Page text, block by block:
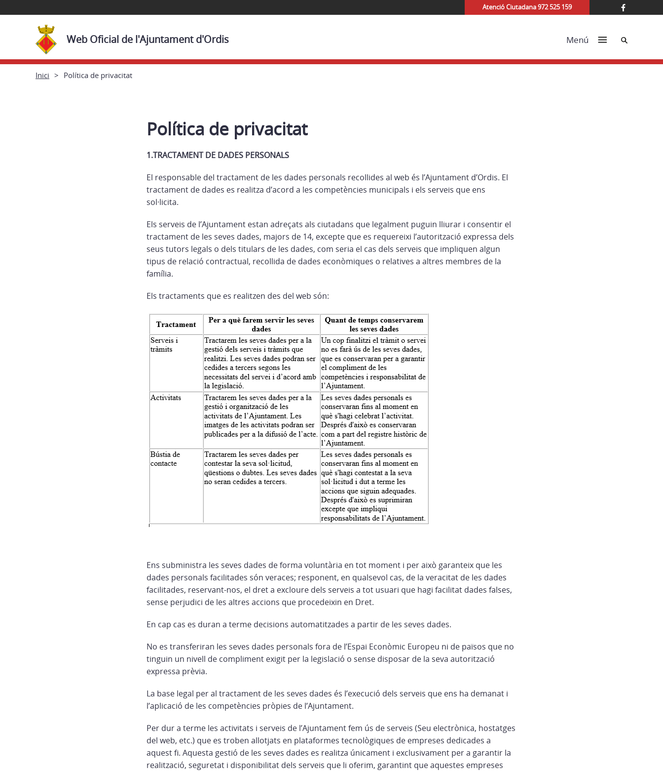
Atenció Ciutadana 972 525 159
Web Oficial de l'Ajuntament d'Ordis Menú Cerca
Inici Política de privacitat
Política de privacitat
1.TRACTAMENT DE DADES PERSONALS
El responsable del tractament de les dades personals recollides al web és l’Ajuntament d’Ordis. El
tractament de dades es realitza d’acord a les competències municipals i els serveis que ens
sol·licita.
Els serveis de l’Ajuntament estan adreçats als ciutadans que legalment puguin lliurar i consentir el
tractament de les seves dades, majors de 14, excepte que es requereixi l’autorització expressa dels
seus tutors legals o dels titulars de les dades, com seria el cas dels serveis que impliquen algun
tipus de relació contractual, recollida de dades econòmiques o relatives a altres membres de la
família.
Els tractaments que es realitzen des del web són:
Ens subministra les seves dades de forma voluntària en tot moment i per això garanteix que les
dades personals facilitades són veraces; responent, en qualsevol cas, de la veracitat de les dades
facilitades, reservant-nos, el dret a excloure dels serveis a tot usuari que hagi facilitat dades falses,
sense perjudici de les altres accions que procedeixin en Dret.
En cap cas es duran a terme decisions automatitzades a partir de les seves dades.
No es transferiran les seves dades personals fora de l’Espai Econòmic Europeu ni de països que no
tinguin un nivell de compliment exigit per la legislació o sense disposar de la seva autorització
expressa prèvia.
La base legal per al tractament de les seves dades és l’execució dels serveis que ens ha demanat i
l’aplicació de les competències pròpies de l’Ajuntament.
Per dur a terme les activitats i serveis de l’Ajuntament fem ús de serveis (Seu electrònica, hostatges
del web, etc.) que es troben allotjats en plataformes tecnològiques de empreses dedicades a
aquest fi. Aquesta gestió de les seves dades es realitza únicament i exclusivament per a garantir la
realització, seguretat i disponibilitat dels serveis que li oferim, garantint que aquestes empreses